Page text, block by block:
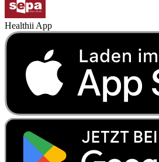
Healthii App